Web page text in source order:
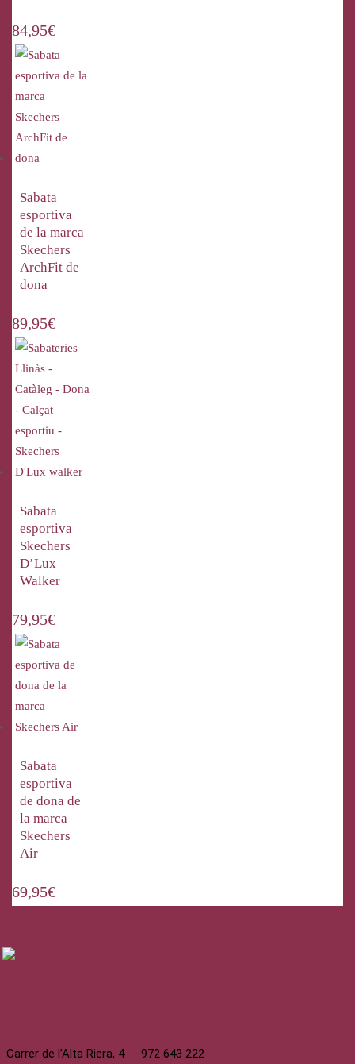
84,95€
Sabata
esportiva
de la marca
Skechers
ArchFit de
dona
89,95€
Sabata
esportiva
Skechers
D’Lux
Walker
79,95€
Sabata
esportiva
de dona de
la marca
Skechers
Air
69,95€
Carrer de l’Alta Riera, 4 972 643 222